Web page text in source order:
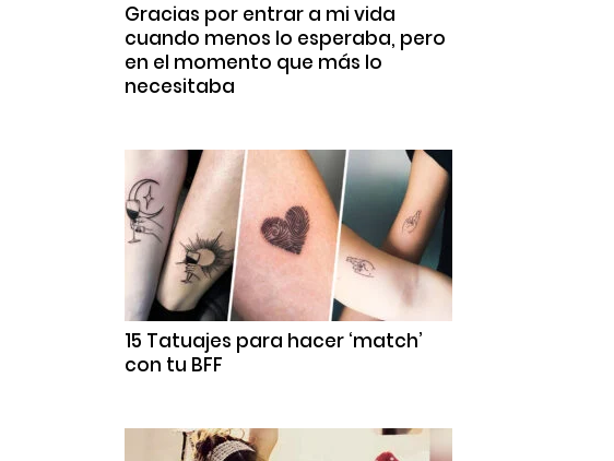
Gracias por entrar a mi vida
cuando menos lo esperaba, pero
en el momento que más lo
necesitaba
15 Tatuajes para hacer ‘match’
con tu BFF